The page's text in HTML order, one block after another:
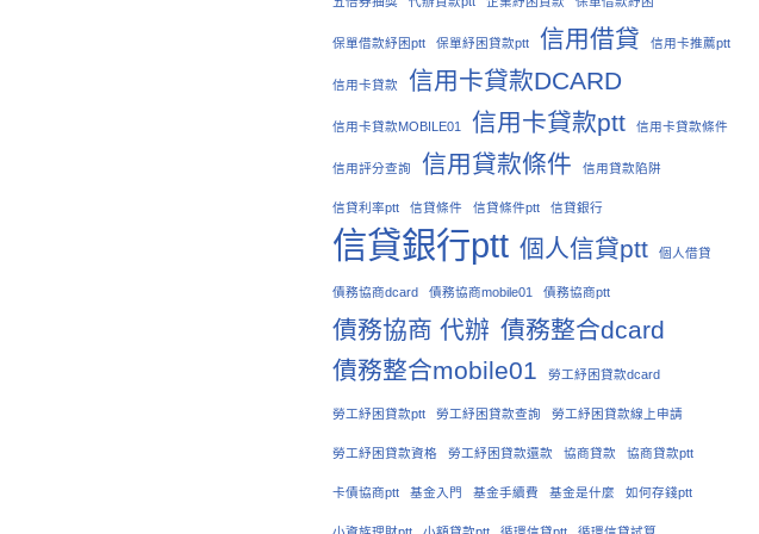
保單借款紓困ptt 保單紓困貸款ptt 信用借貸 信用卡推薦ptt
信用卡貸款 信用卡貸款DCARD
信用卡貸款MOBILE01 信用卡貸款ptt 信用卡貸款條件
信用評分查詢 信用貸款條件 信用貸款陷阱
信貸利率ptt 信貸條件 信貸條件ptt 信貸銀行
信貸銀行ptt 個人信貸ptt 個人借貸
債務協商dcard 債務協商mobile01 債務協商ptt
債務協商 代辦 債務整合dcard
債務整合mobile01
勞工紓困貸款dcard
勞工紓困貸款ptt 勞工紓困貸款查詢 勞工紓困貸款線上申請
勞工紓困貸款資格 勞工紓困貸款還款 協商貸款 協商貸款ptt
卡債協商ptt 基金入門 基金手續費 基金是什麼 如何存錢ptt